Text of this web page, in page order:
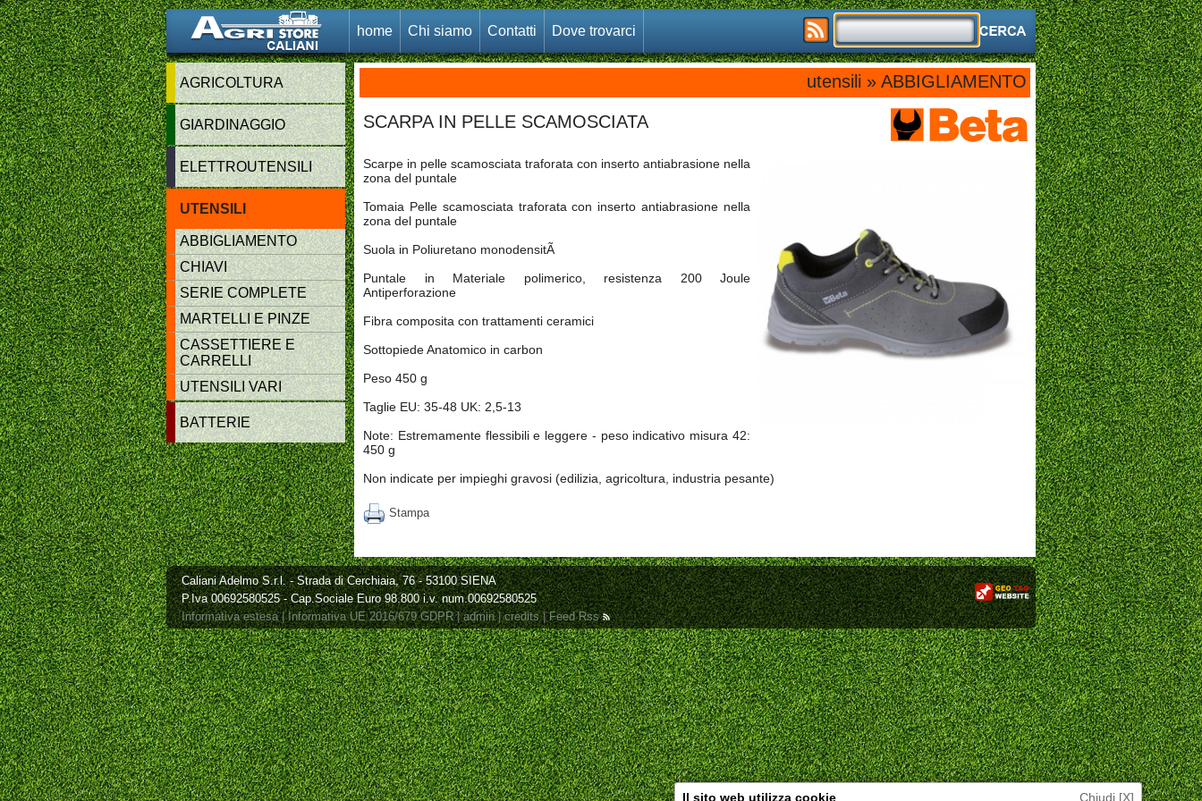
home Chi siamo Contatti Dove trovarci
AGRICOLTURA
GIARDINAGGIO
ELETTROUTENSILI
UTENSILI
ABBIGLIAMENTO
CHIAVI
SERIE COMPLETE
MARTELLI E PINZE
CASSETTIERE E
CARRELLI
UTENSILI VARI
BATTERIE
utensili » ABBIGLIAMENTO
SCARPA IN PELLE SCAMOSCIATA
Scarpe in pelle scamosciata traforata con inserto antiabrasione nella
zona del puntale
Tomaia Pelle scamosciata traforata con inserto antiabrasione nella
zona del puntale
Suola in Poliuretano monodensitÃ
Puntale in Materiale polimerico, resistenza 200 Joule
Antiperforazione
Fibra composita con trattamenti ceramici
Sottopiede Anatomico in carbon
Peso 450 g
Taglie EU: 35-48 UK: 2,5-13
Note: Estremamente flessibili e leggere - peso indicativo misura 42:
450 g
Non indicate per impieghi gravosi (edilizia, agricoltura, industria pesante)
Stampa
Caliani Adelmo S.r.l. - Strada di Cerchiaia, 76 - 53100 SIENA
P.Iva 00692580525 - Cap.Sociale Euro 98.800 i.v. num.00692580525
Informativa estesa | Informativa UE 2016/679 GDPR | admin | credits | Feed Rss
Il sito web utilizza cookie Chiudi [X]